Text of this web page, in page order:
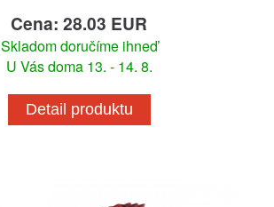
Cena: 28.03 EUR
Skladom doručíme ihneď
U Vás doma 13. - 14. 8.
Detail produktu